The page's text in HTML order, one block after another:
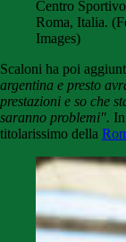
Centro
Roma, Italia.
Images)
Scaloni ha poi
argentina e presto
prestazioni e so che
saranno problemi".
titolarissimo della